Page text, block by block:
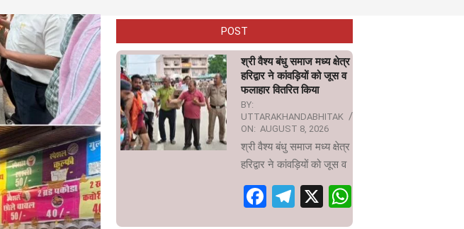
POST
श्री वैश्य बंधु समाज मध्य क्षेत्र
हरिद्वार ने कांवड़ियों को जूस व
फलाहार वितरित किया
BY:
UTTARAKHANDABHITAK
ON: AUGUST 8, 2026
श्री वैश्य बंधु समाज मध्य क्षेत्र
हरिद्वार ने कांवड़ियों को जूस व
Facebook
Telegram
X